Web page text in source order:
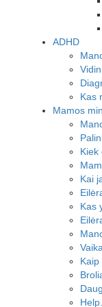
ADHD
Kas
Mamos
Kiek
Kai
Kas